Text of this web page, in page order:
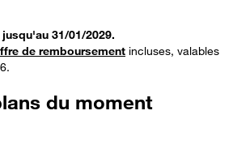
31/01/2029.
de remboursement incluses, valables
du moment